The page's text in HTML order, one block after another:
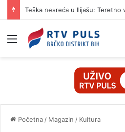
Izbornik
Početna / Magazin / Kultura